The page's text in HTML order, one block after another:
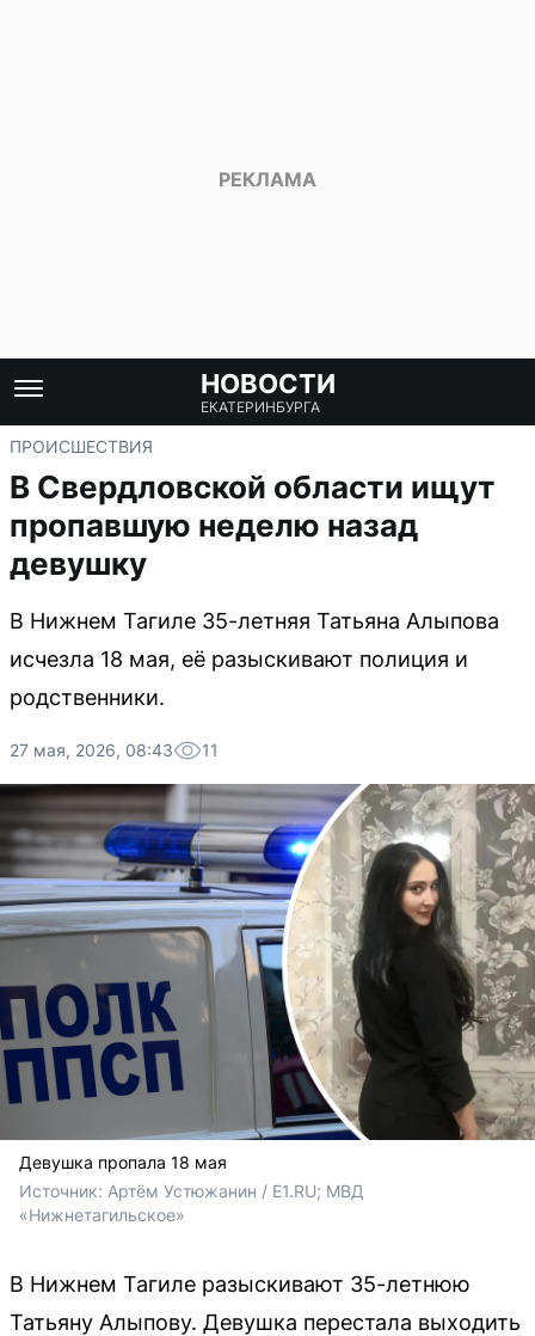
НОВОСТИ
ЕКАТЕРИНБУРГА
ПРОИСШЕСТВИЯ
В Свердловской области ищут
пропавшую неделю назад
девушку
В Нижнем Тагиле 35-летняя Татьяна Алыпова
исчезла 18 мая, её разыскивают полиция и
родственники.
27 мая, 2026, 08:43 11
Девушка пропала 18 мая
Источник: Артём Устюжанин / E1.RU; МВД
«Нижнетагильское»
В Нижнем Тагиле разыскивают 35-летнюю
Татьяну Алыпову. Девушка перестала выходить